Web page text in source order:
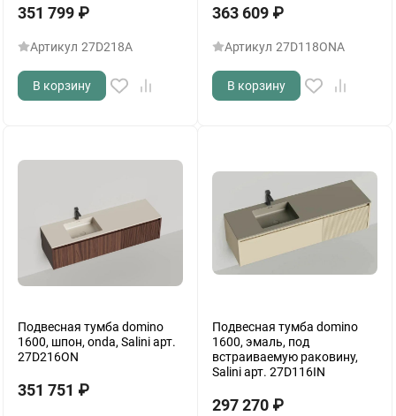
351 799 ₽
Артикул 27D218A
В корзину
363 609 ₽
Артикул 27D118ONA
В корзину
Подвесная тумба domino
1600, шпон, onda, Salini арт.
27D216ON
351 751 ₽
Подвесная тумба domino
1600, эмаль, под
встраиваемую раковину,
Salini арт. 27D116IN
297 270 ₽